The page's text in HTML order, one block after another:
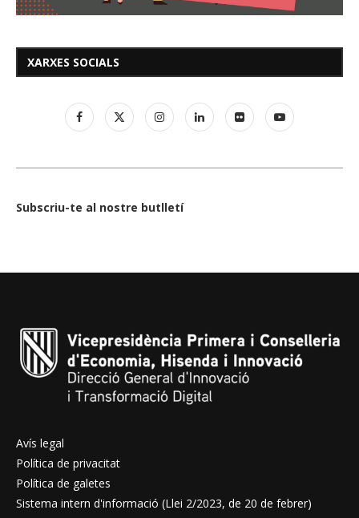
XARXES SOCIALS
Subscriu-te al nostre butlletí
Avís legal
Política de privacitat
Política de galetes
Sistema intern d'informació (Llei 2/2023, de 20 de febrer)